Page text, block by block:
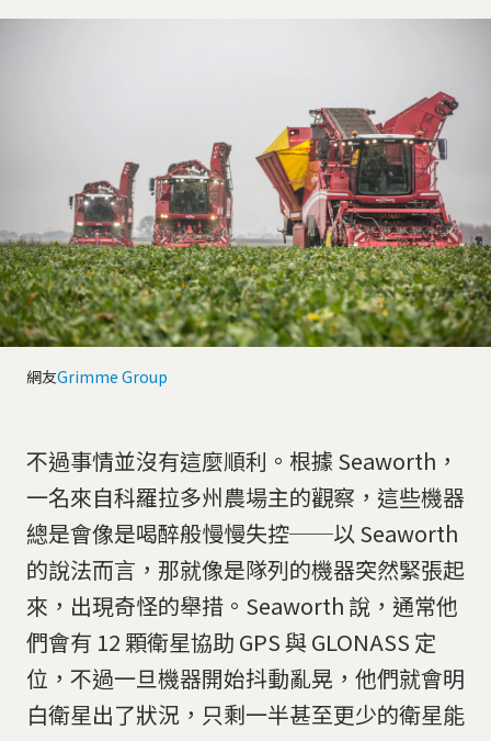
網友Grimme Group
不過事情並沒有這麼順利。根據 Seaworth，
一名來自科羅拉多州農場主的觀察，這些機器
總是會像是喝醉般慢慢失控──以 Seaworth
的說法而言，那就像是隊列的機器突然緊張起
來，出現奇怪的舉措。Seaworth 說，通常他
們會有 12 顆衛星協助 GPS 與 GLONASS 定
位，不過一旦機器開始抖動亂晃，他們就會明
白衛星出了狀況，只剩一半甚至更少的衛星能